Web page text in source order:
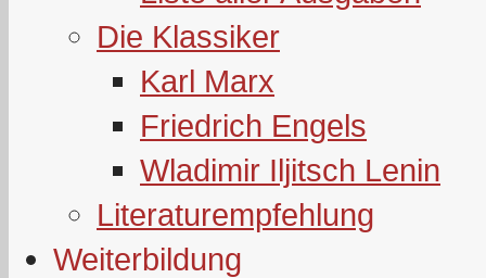
Die Klassiker
Karl Marx
Friedrich Engels
Wladimir Iljitsch Lenin
Literaturempfehlung
Weiterbildung